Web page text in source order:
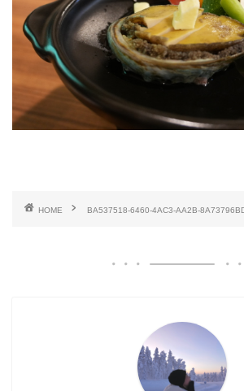
HOME BA537518-6460-4AC3-AA2B-